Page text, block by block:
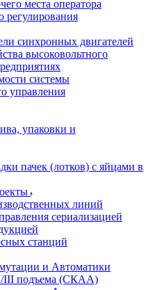
места оператора
регулирования
синхронных двигателей
высоковольтного
системы
управления
упаковки и
пачек (лотков) с яйцами в
линий
сериализацией
станций
и Автоматики
III подъема (СКАА)